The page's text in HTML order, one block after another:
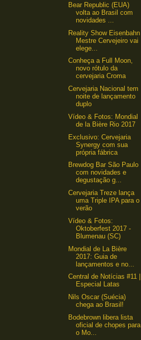
Bear Republic (EUA)
volta ao Brasil com
novidades ...
Reality Show Eisenbahn
Mestre Cervejeiro vai
elege...
Conheça a Full Moon,
novo rótulo da
cervejaria Croma
Cervejaria Nacional tem
noite de lançamento
duplo
Vídeo & Fotos: Mondial
de la Bière Rio 2017
Exclusivo: Cervejaria
Synergy com sua
própria fábrica
Brewdog Bar São Paulo
com novidades e
degustação g...
Cervejaria Treze lança
uma Triple IPA para o
verão
Vídeo & Fotos:
Oktoberfest 2017 -
Blumenau (SC)
Mondial de La Bière
2017: Guia de
lançamentos e no...
Central de Notícias #11 |
Especial Latas
Nils Oscar (Suécia)
chega ao Brasil!
Bodebrown libera lista
oficial de chopes para
o Mo...